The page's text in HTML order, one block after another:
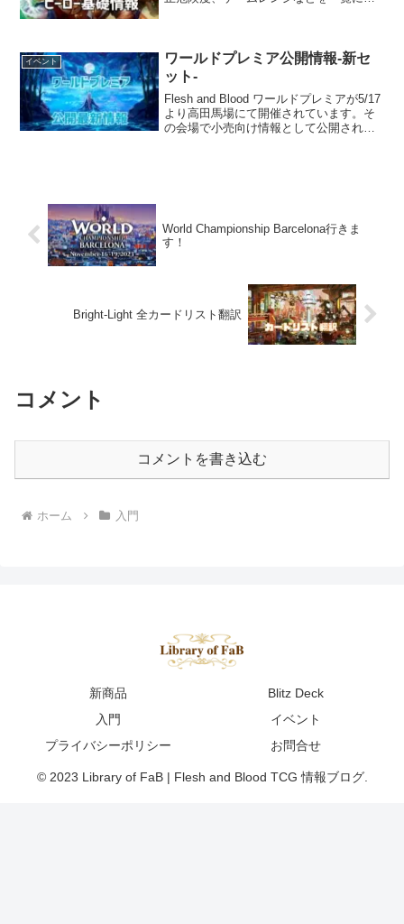
イベント
ワールドプレミア公開情報-新セ
ット-
Flesh and Blood ワールドプレミアが5/17
より高田馬場にて開催されています。そ
の会場で小売向け情報として公開されま
World Championship Barcelona行きま
す！
Bright-Light 全カードリスト翻訳
コメント
コメントを書き込む
ホーム 入門
新商品
Blitz Deck
入門
イベント
プライバシーポリシー
お問合せ
© 2023 Library of FaB | Flesh and Blood TCG 情報ブログ.